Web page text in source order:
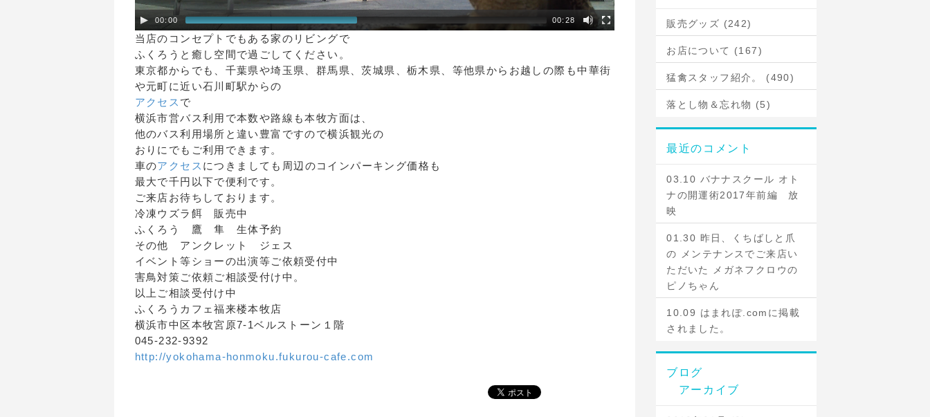
00:00 00:28
当店のコンセプトでもある家のリビングで
ふくろうと癒し空間で過ごしてください。
東京都からでも、千葉県や埼玉県、群馬県、茨城県、栃木県、等他県からお越しの際も中華街
や元町に近い石川町駅からの
アクセス で
横浜市営バス利用で本数や路線も本牧方面は、
他のバス利用場所と違い豊富ですので横浜観光の
おりにでもご利用できます。
車のアクセス につきましても周辺のコインパーキング価格も
最大で千円以下で便利です。
ご来店お待ちしております。
冷凍ウズラ餌 販売中
ふくろう 鷹 隼 生体予約
その他 アンクレット ジェス
イベント等ショーの出演等ご依頼受付中
害鳥対策ご依頼ご相談受付け中。
以上ご相談受付け中
ふくろうカフェ福来楼本牧店
横浜市中区本牧宮原7-1ベルストーン１階
045-232-9392
http://yokohama-honmoku.fukurou-cafe.com
販売グッズ (242)
お店について (167)
猛禽スタッフ紹介。 (490)
落とし物＆忘れ物 (5)
最近のコメント
03.10 バナナスクール オト
ナの開運術2017年前編 放
映
01.30 昨日、くちばしと爪
の メンテナンスでご来店い
ただいた メガネフクロウの
ピノちゃん
10.09 はまれぽ.comに掲載
されました。
ブログ
アーカイブ